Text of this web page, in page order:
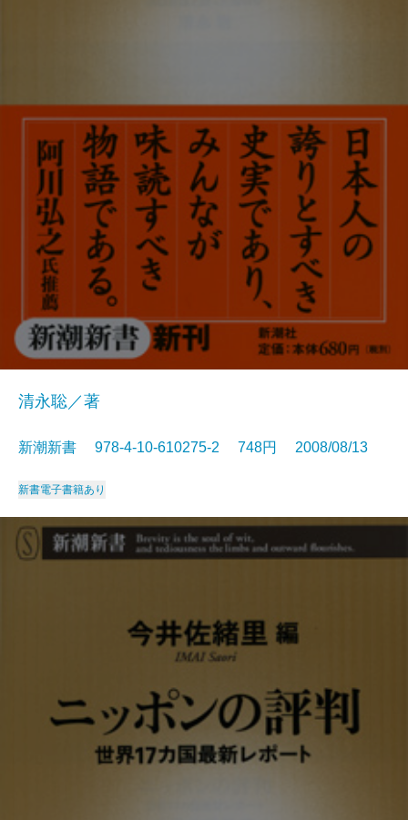
清永聡／著
新潮新書 978-4-10-610275-2 748円 2008/08/13
新書電子書籍あり